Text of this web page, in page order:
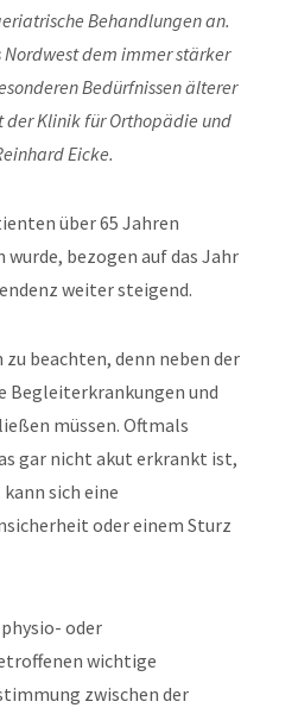
Behandlungen an.
dem immer stärker
Bedürfnissen älterer
der Klinik für Orthopädie und
Eicke.
über 65 Jahren
bezogen auf das Jahr
weiter steigend.
beachten, denn neben der
Begleiterkrankungen und
müssen. Oftmals
gar nicht akut erkrankt ist,
sich eine
oder einem Sturz
oder
wichtige
zwischen der